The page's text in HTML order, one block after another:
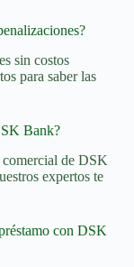
sin costos
para saber las
Bank?
comercial de DSK
expertos te
con DSK